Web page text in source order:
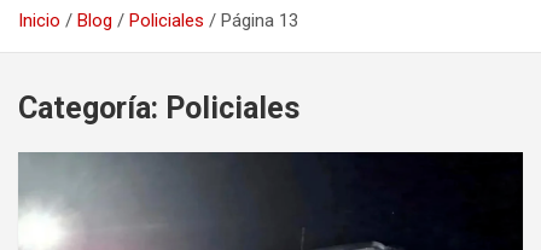
Inicio Blog Policiales Página 13
Categoría: Policiales